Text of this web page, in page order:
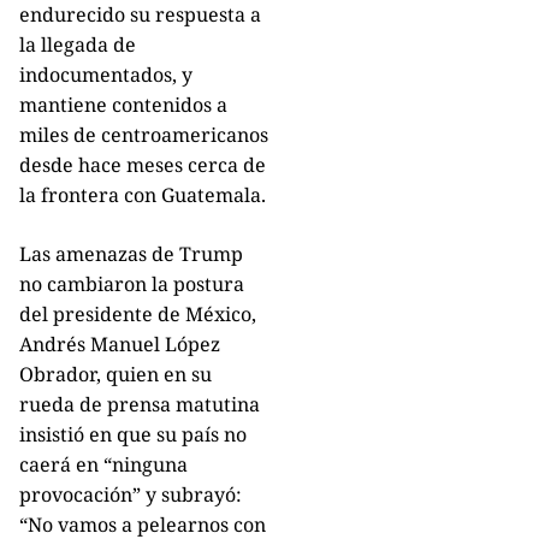
endurecido su respuesta a
la llegada de
indocumentados, y
mantiene contenidos a
miles de centroamericanos
desde hace meses cerca de
la frontera con Guatemala.
Las amenazas de Trump
no cambiaron la postura
del presidente de México,
Andrés Manuel López
Obrador, quien en su
rueda de prensa matutina
insistió en que su país no
caerá en “ninguna
provocación” y subrayó:
“No vamos a pelearnos con